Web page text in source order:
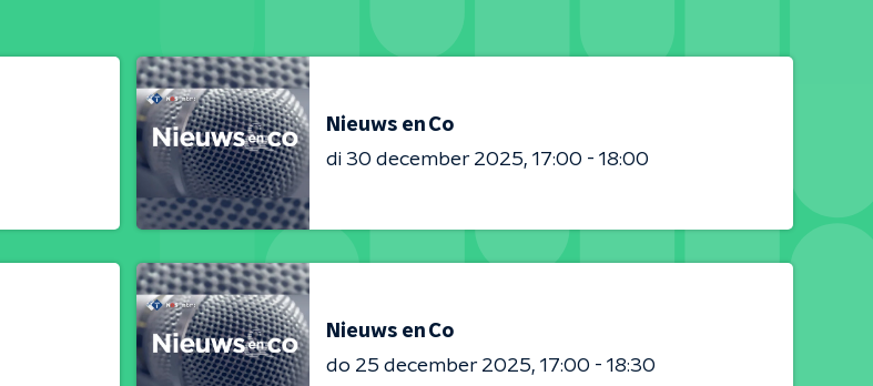
Nieuws en Co
di 30 december 2025 17:00 - 18:00
Nieuws en Co
do 25 december 2025 17:00 - 18:30